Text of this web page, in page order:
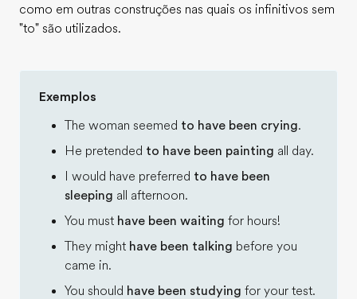
como em outras construções nas quais os infinitivos sem
"to" são utilizados.
Exemplos
The woman seemed to have been crying.
He pretended to have been painting all day.
I would have preferred to have been
sleeping all afternoon.
You must have been waiting for hours!
They might have been talking before you
came in.
You should have been studying for your test.